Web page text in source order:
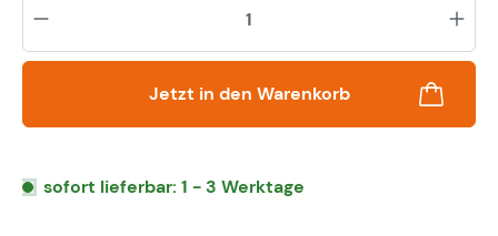
Jetzt in den Warenkorb
sofort lieferbar: 1 - 3 Werktage